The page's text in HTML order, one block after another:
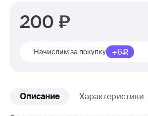
200
Начислим за покупку +6
Описание Характеристики